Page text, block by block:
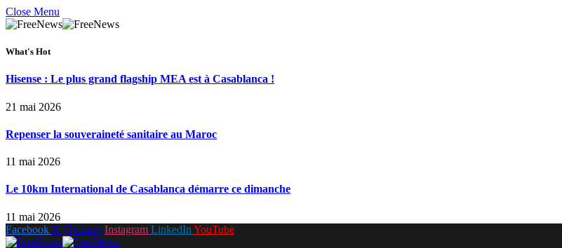
Close Menu
What's Hot
Hisense : Le plus grand flagship MEA est à Casablanca !
21 mai 2026
Repenser la souveraineté sanitaire au Maroc
11 mai 2026
Le 10km International de Casablanca démarre ce dimanche
11 mai 2026
Facebook X (Twitter) Instagram LinkedIn YouTube